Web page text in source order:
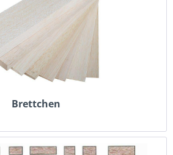
Brettchen